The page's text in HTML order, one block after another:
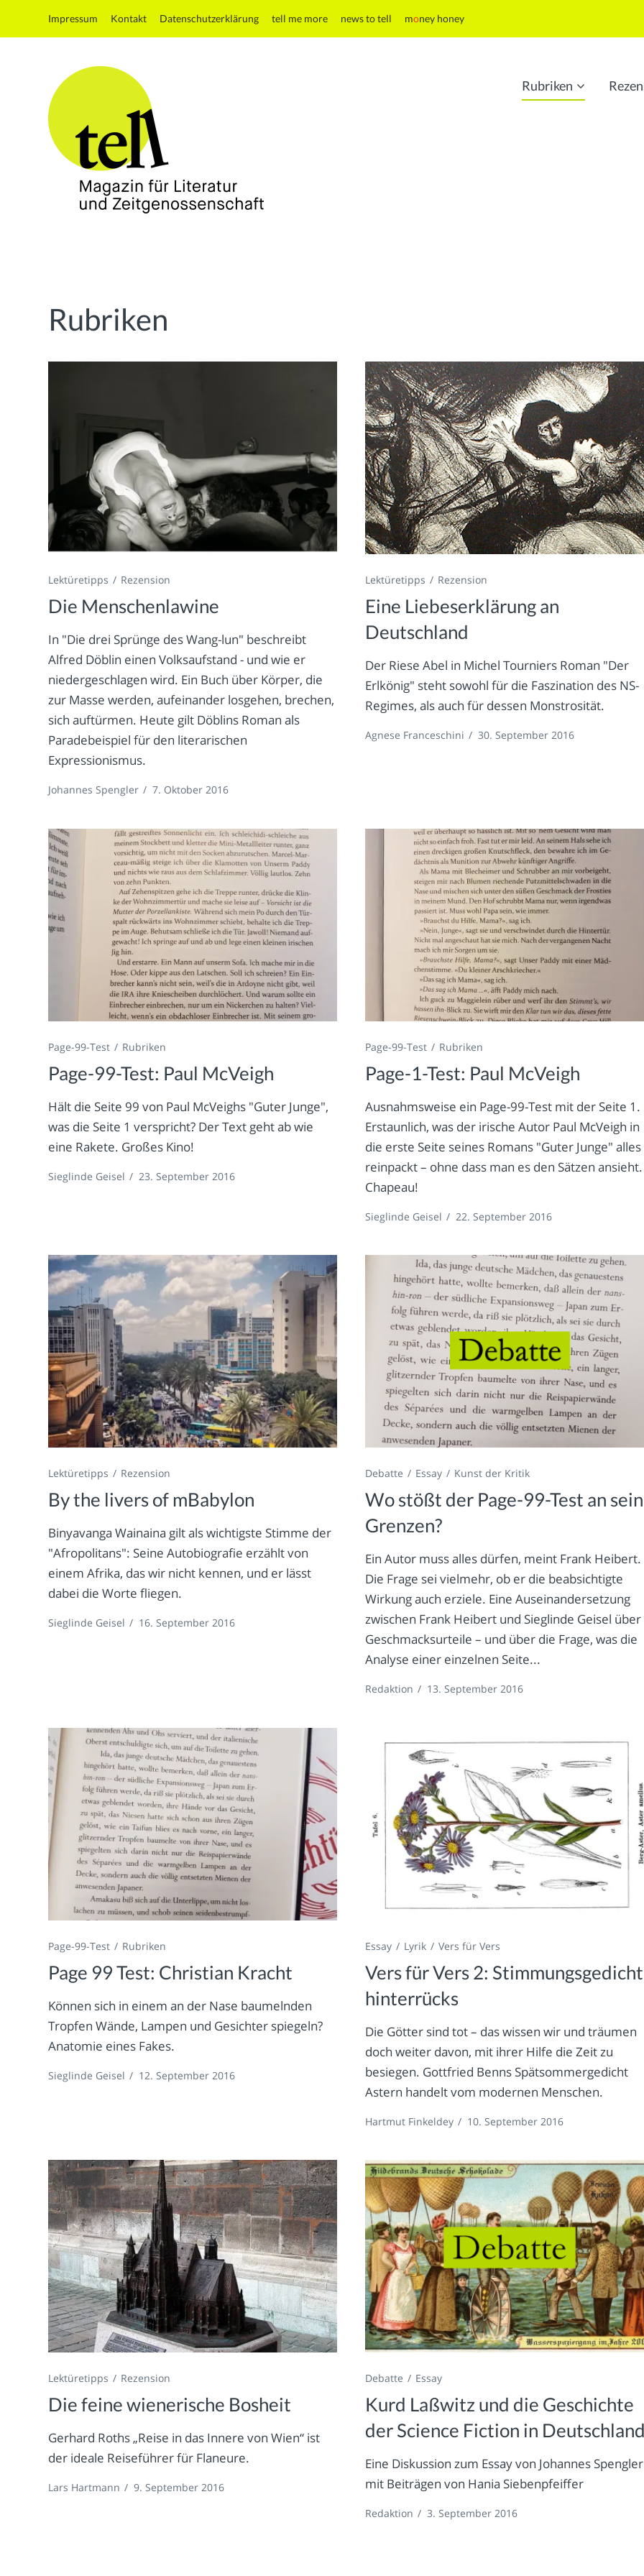
Impressum Kontakt Datenschutzerklärung tell me more news to tell money honey
Zeitgenossenschaft
Rubriken
Rubriken
Lektüretipps Rezension
Die Menschenlawine
In "Die drei Sprünge des Wang-lun" beschreibt
Alfred Döblin einen Volksaufstand - und wie er
niedergeschlagen wird. Ein Buch über Körper, die
zur Masse werden, aufeinander losgehen, brechen,
sich auftürmen. Heute gilt Döblins Roman als
Paradebeispiel für den literarischen
Expressionismus.
Johannes Spengler / 7. Oktober 2016
Lektüretipps Rezension
Eine Liebeserklärung an
Deutschland
Der Riese Abel in Michel Tourniers Roman "Der
Erlkönig" steht sowohl für die Faszination des NS-
Regimes, als auch für dessen Monstrosität.
Agnese Franceschini / 30. September 2016
Page-99-Test Rubriken
Page-99-Test: Paul McVeigh
Hält die Seite 99 von Paul McVeighs "Guter Junge",
was die Seite 1 verspricht? Der Text geht ab wie
eine Rakete. Großes Kino!
Sieglinde Geisel / 23. September 2016
Page-99-Test Rubriken
Page-1-Test: Paul McVeigh
Ausnahmsweise ein Page-99-Test mit der Seite 1.
Erstaunlich, was der irische Autor Paul McVeigh in
die erste Seite seines Romans "Guter Junge" alles
reinpackt – ohne dass man es den Sätzen ansieht.
Chapeau!
Sieglinde Geisel / 22. September 2016
Lektüretipps Rezension
By the livers of mBabylon
Binyavanga Wainaina gilt als wichtigste Stimme der
"Afropolitans": Seine Autobiografie erzählt von
einem Afrika, das wir nicht kennen, und er lässt
dabei die Worte fliegen.
Sieglinde Geisel / 16. September 2016
Debatte Essay Kunst der Kritik
Wo stößt der Page-99-Test an
Grenzen?
Ein Autor muss alles dürfen, meint Frank Heibert.
Die Frage sei vielmehr, ob er die beabsichtigte
Wirkung auch erziele. Eine Auseinandersetzung
zwischen Frank Heibert und Sieglinde Geisel über
Geschmacksurteile – und über die Frage, was die
Analyse einer einzelnen Seite...
Redaktion / 13. September 2016
Page-99-Test Rubriken
Page 99 Test: Christian Kracht
Können sich in einem an der Nase baumelnden
Tropfen Wände, Lampen und Gesichter spiegeln?
Anatomie eines Fakes.
Sieglinde Geisel / 12. September 2016
Essay Lyrik Vers für Vers
Vers für Vers 2:
hinterrücks
Die Götter sind tot – das wissen wir und träumen
doch weiter davon, mit ihrer Hilfe die Zeit zu
besiegen. Gottfried Benns Spätsommergedicht
Astern handelt vom modernen Menschen.
Hartmut Finkeldey / 10. September 2016
Lektüretipps Rezension
Die feine wienerische Bosheit
Gerhard Roths „Reise in das Innere von Wien“ ist
der ideale Reiseführer für Flaneure.
Lars Hartmann / 9. September 2016
Debatte Essay
Kurd Laßwitz und die Geschichte
der Science Fiction in
Eine Diskussion zum Essay von Johannes Spengler
mit Beiträgen von Hania Siebenpfeiffer
Redaktion / 3. September 2016